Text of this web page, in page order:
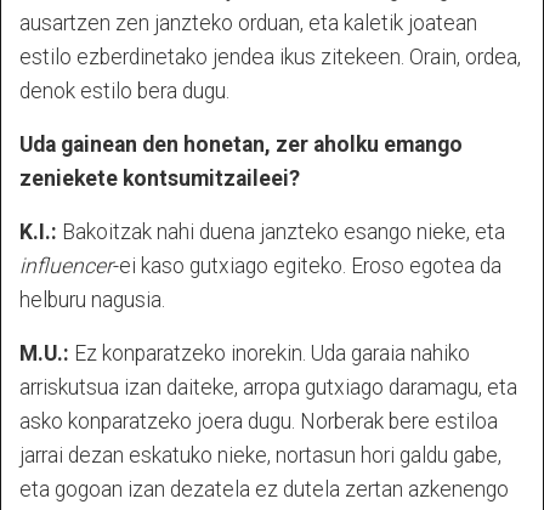
ausartzen zen janzteko orduan, eta kaletik joatean
estilo ezberdinetako jendea ikus zitekeen. Orain, ordea,
denok estilo bera dugu.
Uda gainean den honetan, zer aholku emango
zeniekete kontsumitzaileei?
K.I.: Bakoitzak nahi duena janzteko esango nieke, eta
influencer-ei kaso gutxiago egiteko. Eroso egotea da
helburu nagusia.
M.U.: Ez konparatzeko inorekin. Uda garaia nahiko
arriskutsua izan daiteke, arropa gutxiago daramagu, eta
asko konparatzeko joera dugu. Norberak bere estiloa
jarrai dezan eskatuko nieke, nortasun hori galdu gabe,
eta gogoan izan dezatela ez dutela zertan azkenengo